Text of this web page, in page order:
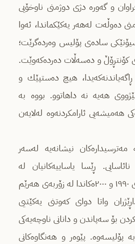
و گەورە دژی دوژمنی ناوخۆیی
دەوڵەت لەهەر یەكێكماندا، ئەوا
سادەى پۆلیس وەردەگرێت؛
كۆنتڕۆڵ و دەسەڵات دەردەكەوێت.
هیچ دەستپێك و
هەیە نە داهاتوو. بووە بە
هەمیشەیی ئارامكردنەوە لەلایەن
مەترسیدارەكان نیشانەیە لەسەر
ڕێسا یاساییەكانیان لە
یاساكانی پۆلیسدا لە دەیەى ١٩٩٠ و ٢٠٠٠ەكاندا لە زۆربەى هەرێم
واتا دوای كەوتنی یەكێتیی
بۆ سەپاندن و دانانی ناوچەیەكی
پۆلیسەوە. پێوەر و هەنگاوەكانی